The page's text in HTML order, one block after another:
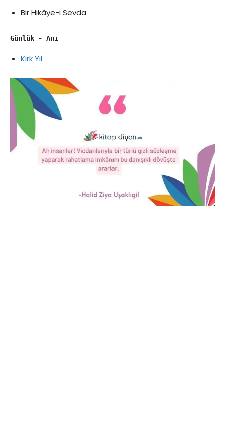
Bir Hikâye-i Sevda
Günlük - Anı
Kırk Yıl